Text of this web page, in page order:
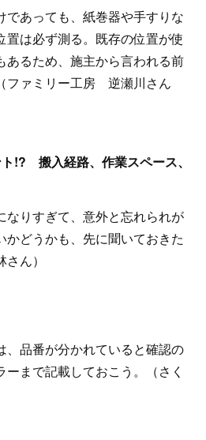
であっても、紙巻器や手すりな
置は必ず測る。既存の位置が使
あるため、施主から言われる前
ファミリー工房 逆瀬川さん
!? 搬入経路、作業スペース、
なりすぎて、意外と忘れられが
かどうかも、先に聞いておきた
ん）
、品番が分かれていると確認の
まで記載しておこう。（さく